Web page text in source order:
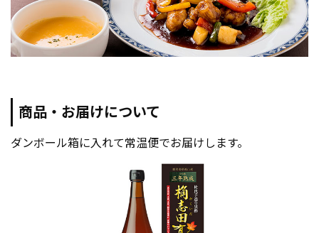
商品・お届けについて
ダンボール箱に入れて常温便でお届けします。